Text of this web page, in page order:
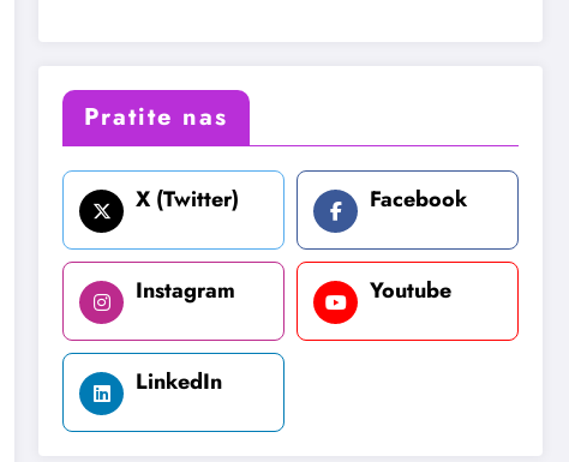
Pratite nas
X (Twitter) Facebook
Instagram Youtube
LinkedIn